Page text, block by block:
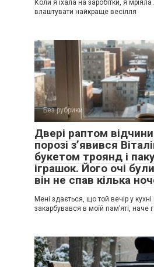
Коли я їхала на заробітки, я
влаштувати найкраще весілля
Без рубрики
Двері раптом
порозі з’явився
букетом троянд і
іграшок. Його очі
він не спав кілька
Мені здається, що той вечір у
закарбувався в моїй пам’яті, наче